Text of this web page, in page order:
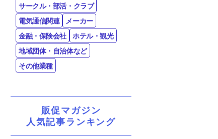
サークル・部活・クラブ
電気通信関連
メーカー
金融・保険会社
ホテル・観光
地域団体・自治体など
その他業種
販促マガジン
人気記事ランキング